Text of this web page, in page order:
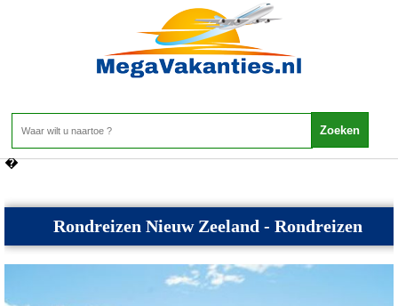
Home>Nieuw Zeeland Rondreizen Nieuw Zeeland
�
Rondreizen Nieuw Zeeland - Rondreizen